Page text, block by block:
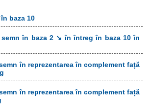
baza 10
în baza 2 ↘ în întreg în baza 10 în
în reprezentarea în complement față
în reprezentarea în complement față